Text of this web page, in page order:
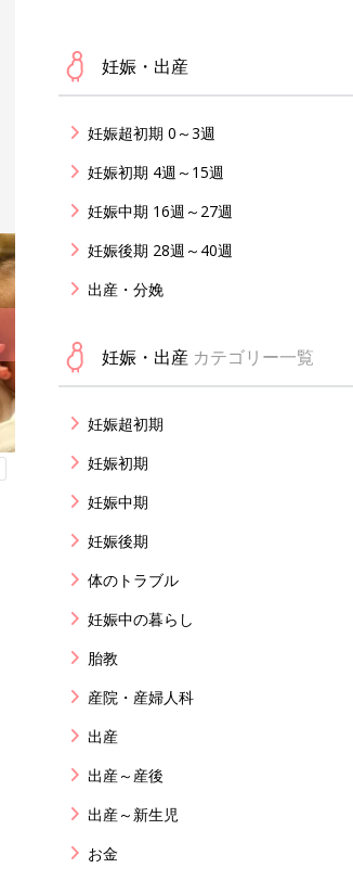
妊娠・出産
妊娠超初期 0～3週
妊娠初期 4週～15週
妊娠中期 16週～27週
妊娠後期 28週～40週
出産・分娩
妊娠・出産 カテゴリー一覧
妊娠超初期
妊娠初期
妊娠中期
妊娠後期
体のトラブル
妊娠中の暮らし
胎教
産院・産婦人科
出産
出産～産後
出産～新生児
お金